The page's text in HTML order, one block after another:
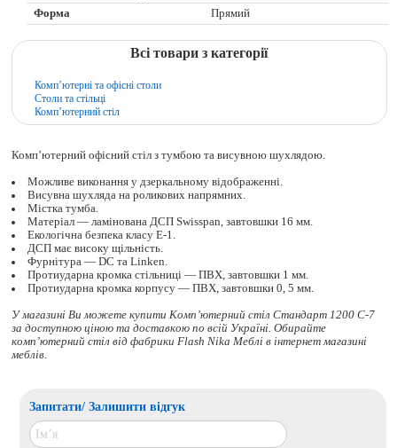
Форма
Прямий
Всі товари з категорії
Комп’ютерні та офісні столи
Столи та стільці
Комп’ютерний стіл
Комп’ютерний офісний стіл з тумбою та висувною шухлядою.
Можливе виконання у дзеркальному відображенні.
Висувна шухляда на роликових напрямних.
Містка тумба.
Матеріал — ламінована ДСП Swisspan, завтовшки 16 мм.
Екологічна безпека класу Е-1.
ДСП має високу щільність.
Фурнітура — DC та Linken.
Протиударна кромка стільниці — ПВХ, завтовшки 1 мм.
Протиударна кромка корпусу — ПВХ, завтовшки 0, 5 мм.
У магазині Ви можете купити Комп’ютерний стіл Стандарт 1200 С-7
за доступною ціною та доставкою по всій Україні. Обирайте
комп’ютерний стілвід фабрики Flash Nika Меблі в інтернет магазині
меблів.
Запитати/ Залишити відгук